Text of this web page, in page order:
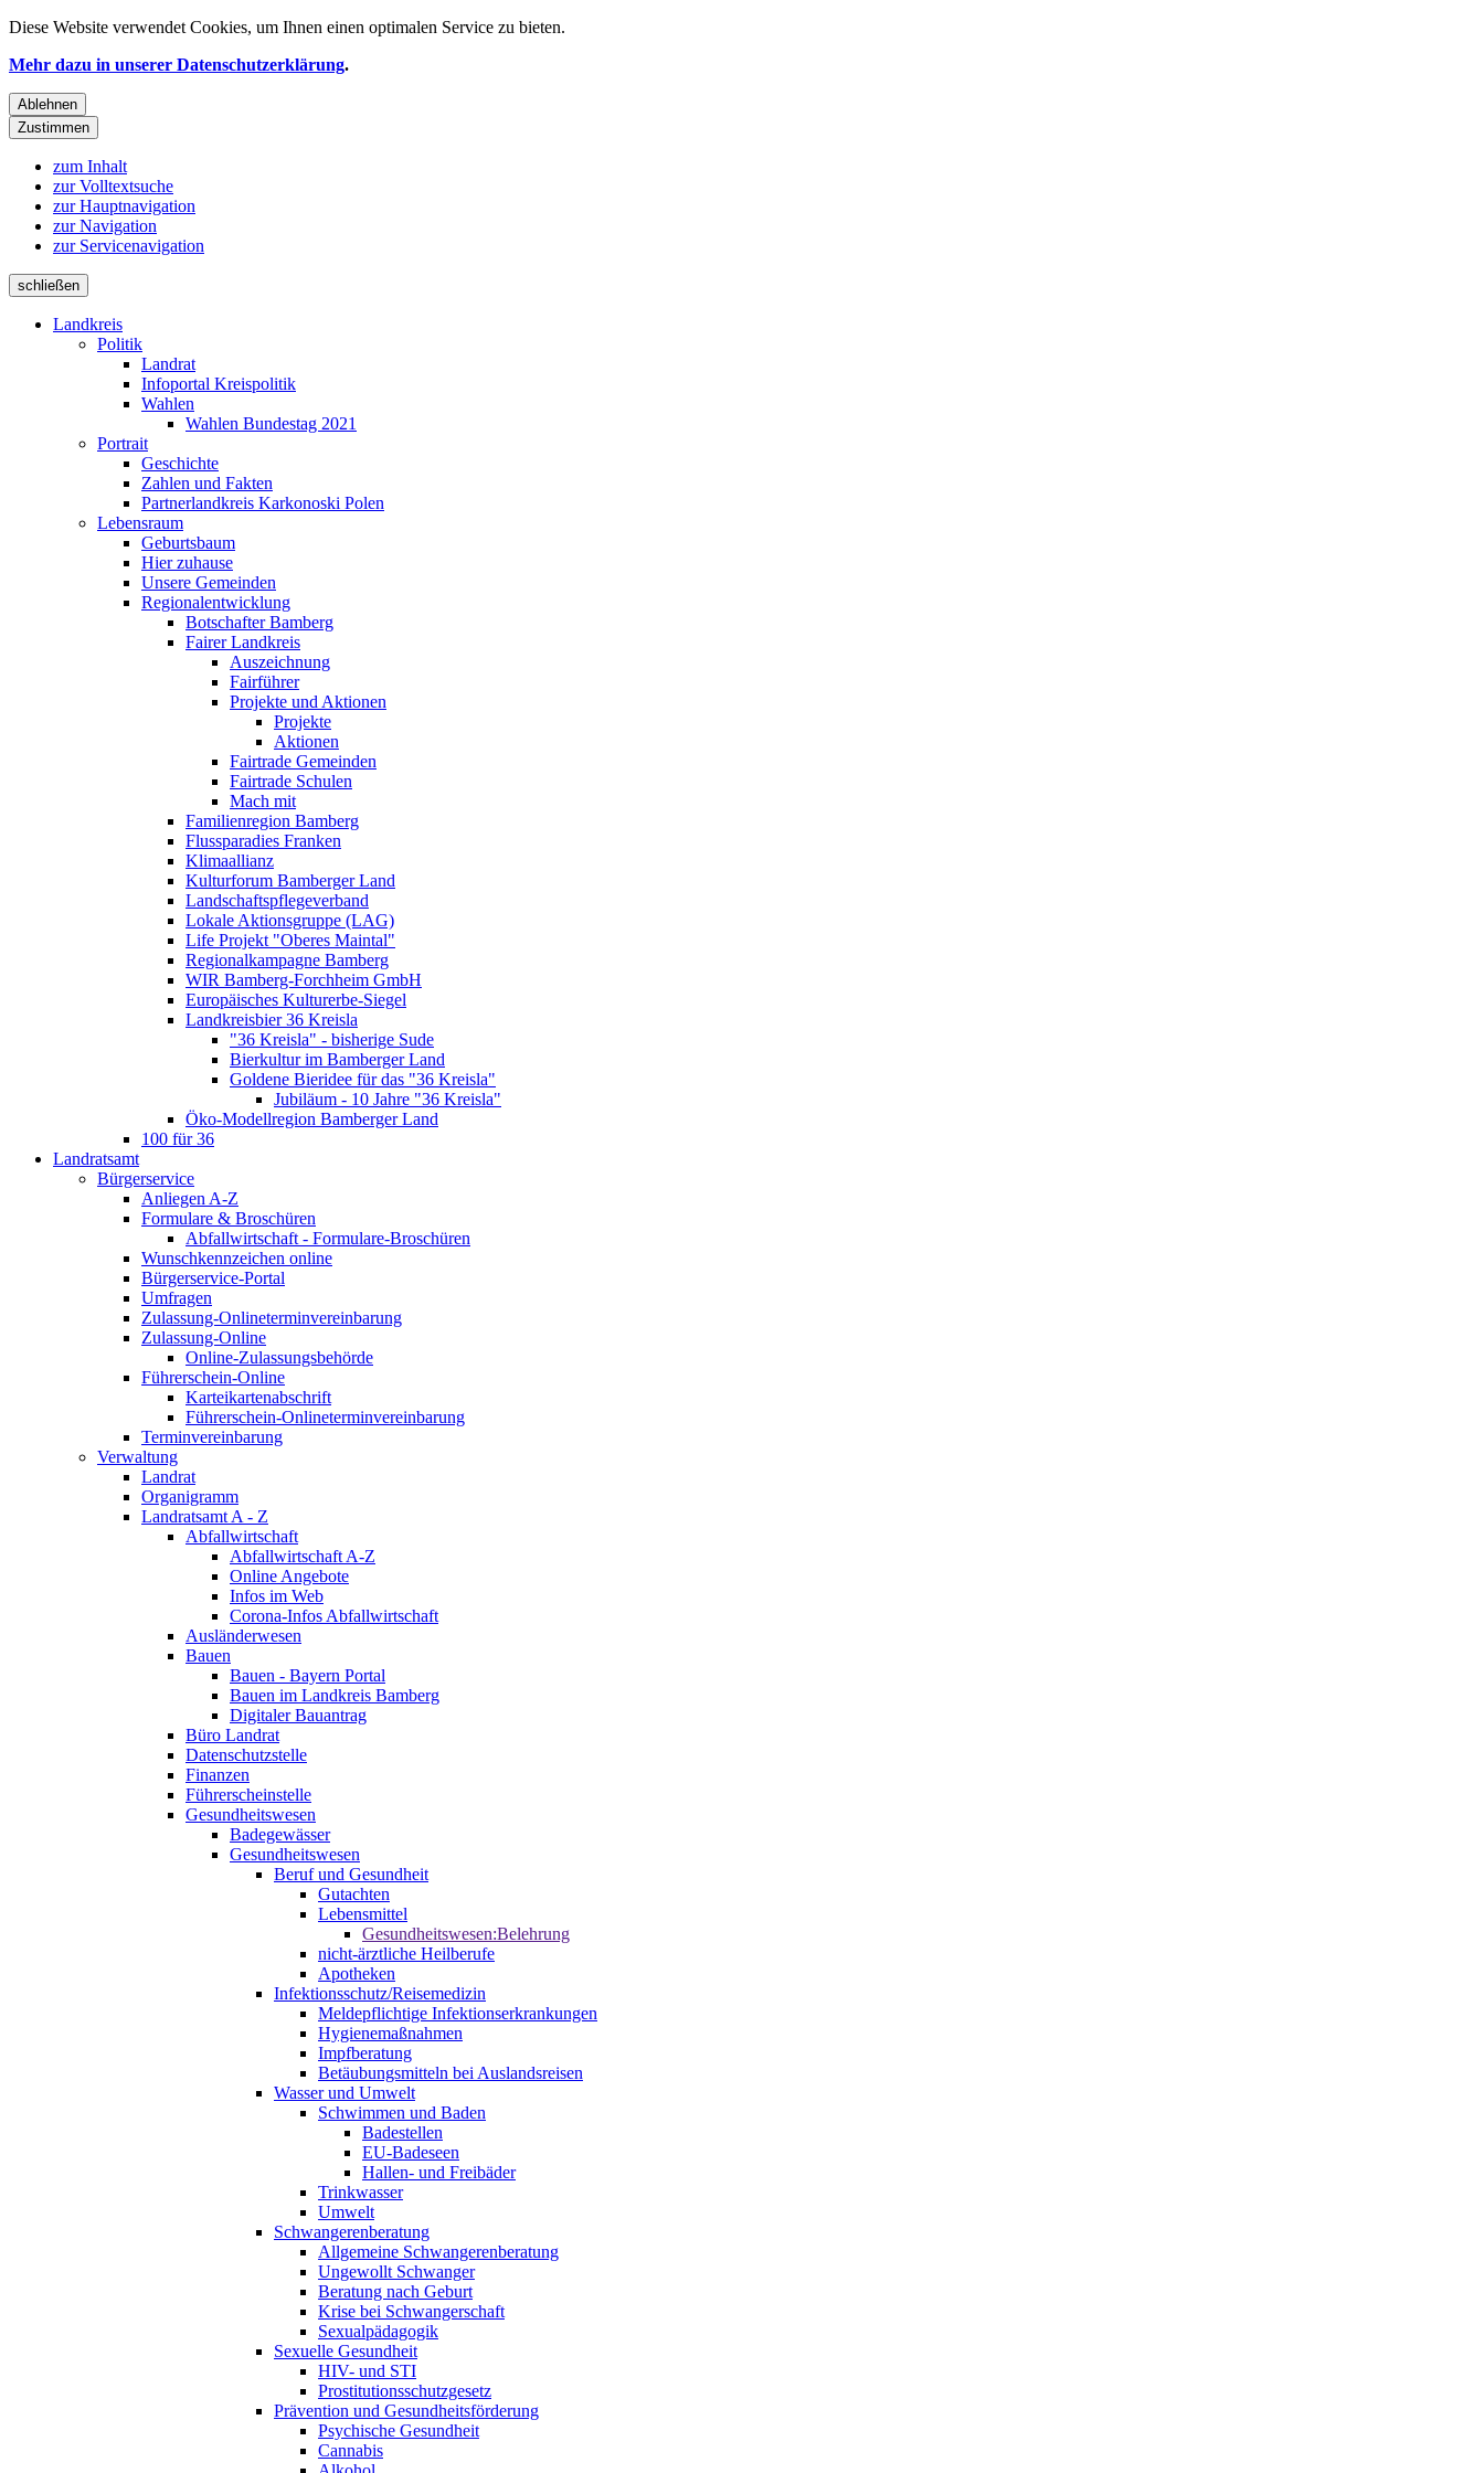
Diese Website verwendet Cookies, um Ihnen einen optimalen Service zu bieten.
Mehr dazu in unserer Datenschutzerklärung.
Ablehnen
Zustimmen
zum Inhalt
zur Volltextsuche
zur Hauptnavigation
zur Navigation
zur Servicenavigation
schließen
Landkreis
Politik
Landrat
Infoportal Kreispolitik
Wahlen
Wahlen Bundestag 2021
Portrait
Geschichte
Zahlen und Fakten
Partnerlandkreis Karkonoski Polen
Lebensraum
Geburtsbaum
Hier zuhause
Unsere Gemeinden
Regionalentwicklung
Botschafter Bamberg
Fairer Landkreis
Auszeichnung
Fairführer
Projekte und Aktionen
Projekte
Aktionen
Fairtrade Gemeinden
Fairtrade Schulen
Mach mit
Familienregion Bamberg
Flussparadies Franken
Klimaallianz
Kulturforum Bamberger Land
Landschaftspflegeverband
Lokale Aktionsgruppe (LAG)
Life Projekt "Oberes Maintal"
Regionalkampagne Bamberg
WIR Bamberg-Forchheim GmbH
Europäisches Kulturerbe-Siegel
Landkreisbier 36 Kreisla
"36 Kreisla" - bisherige Sude
Bierkultur im Bamberger Land
Goldene Bieridee für das "36 Kreisla"
Jubiläum - 10 Jahre "36 Kreisla"
Öko-Modellregion Bamberger Land
100 für 36
Landratsamt
Bürgerservice
Anliegen A-Z
Formulare & Broschüren
Abfallwirtschaft - Formulare-Broschüren
Wunschkennzeichen online
Bürgerservice-Portal
Umfragen
Zulassung-Onlineterminvereinbarung
Zulassung-Online
Online-Zulassungsbehörde
Führerschein-Online
Karteikartenabschrift
Führerschein-Onlineterminvereinbarung
Terminvereinbarung
Verwaltung
Landrat
Organigramm
Landratsamt A - Z
Abfallwirtschaft
Abfallwirtschaft A-Z
Online Angebote
Infos im Web
Corona-Infos Abfallwirtschaft
Ausländerwesen
Bauen
Bauen - Bayern Portal
Bauen im Landkreis Bamberg
Digitaler Bauantrag
Büro Landrat
Datenschutzstelle
Finanzen
Führerscheinstelle
Gesundheitswesen
Badegewässer
Gesundheitswesen
Beruf und Gesundheit
Gutachten
Lebensmittel
Gesundheitswesen:Belehrung
nicht-ärztliche Heilberufe
Apotheken
Infektionsschutz/Reisemedizin
Meldepflichtige Infektionserkrankungen
Hygienemaßnahmen
Impfberatung
Betäubungsmitteln bei Auslandsreisen
Wasser und Umwelt
Schwimmen und Baden
Badestellen
EU-Badeseen
Hallen- und Freibäder
Trinkwasser
Umwelt
Schwangerenberatung
Allgemeine Schwangerenberatung
Ungewollt Schwanger
Beratung nach Geburt
Krise bei Schwangerschaft
Sexualpädagogik
Sexuelle Gesundheit
HIV- und STI
Prostitutionsschutzgesetz
Prävention und Gesundheitsförderung
Psychische Gesundheit
Cannabis